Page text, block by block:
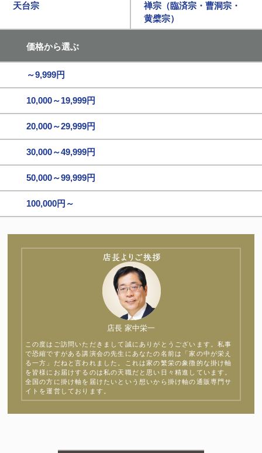
天台宗
禅宗（臨済宗・曹洞宗・
黄檗宗）
価格から選ぶ
～9,999円
10,000～19,999円
20,000～29,999円
30,000～49,999円
50,000～99,999円
100,000円～
店長 家中栄一
この度はご訪問いただきまして誠にありがとうございます。私事
で恐縮ですがある講演会の先生にあなたの名前は「家の中が栄え
る一方」だねと言われました。これは家の繁栄の象徴的な掛け軸
を皆様にお届けするのは私の天職だと思い日々精進しています。
全国の方に掛け軸を届けたいという想いから掛け軸の通販専門サ
イトを運営しております。